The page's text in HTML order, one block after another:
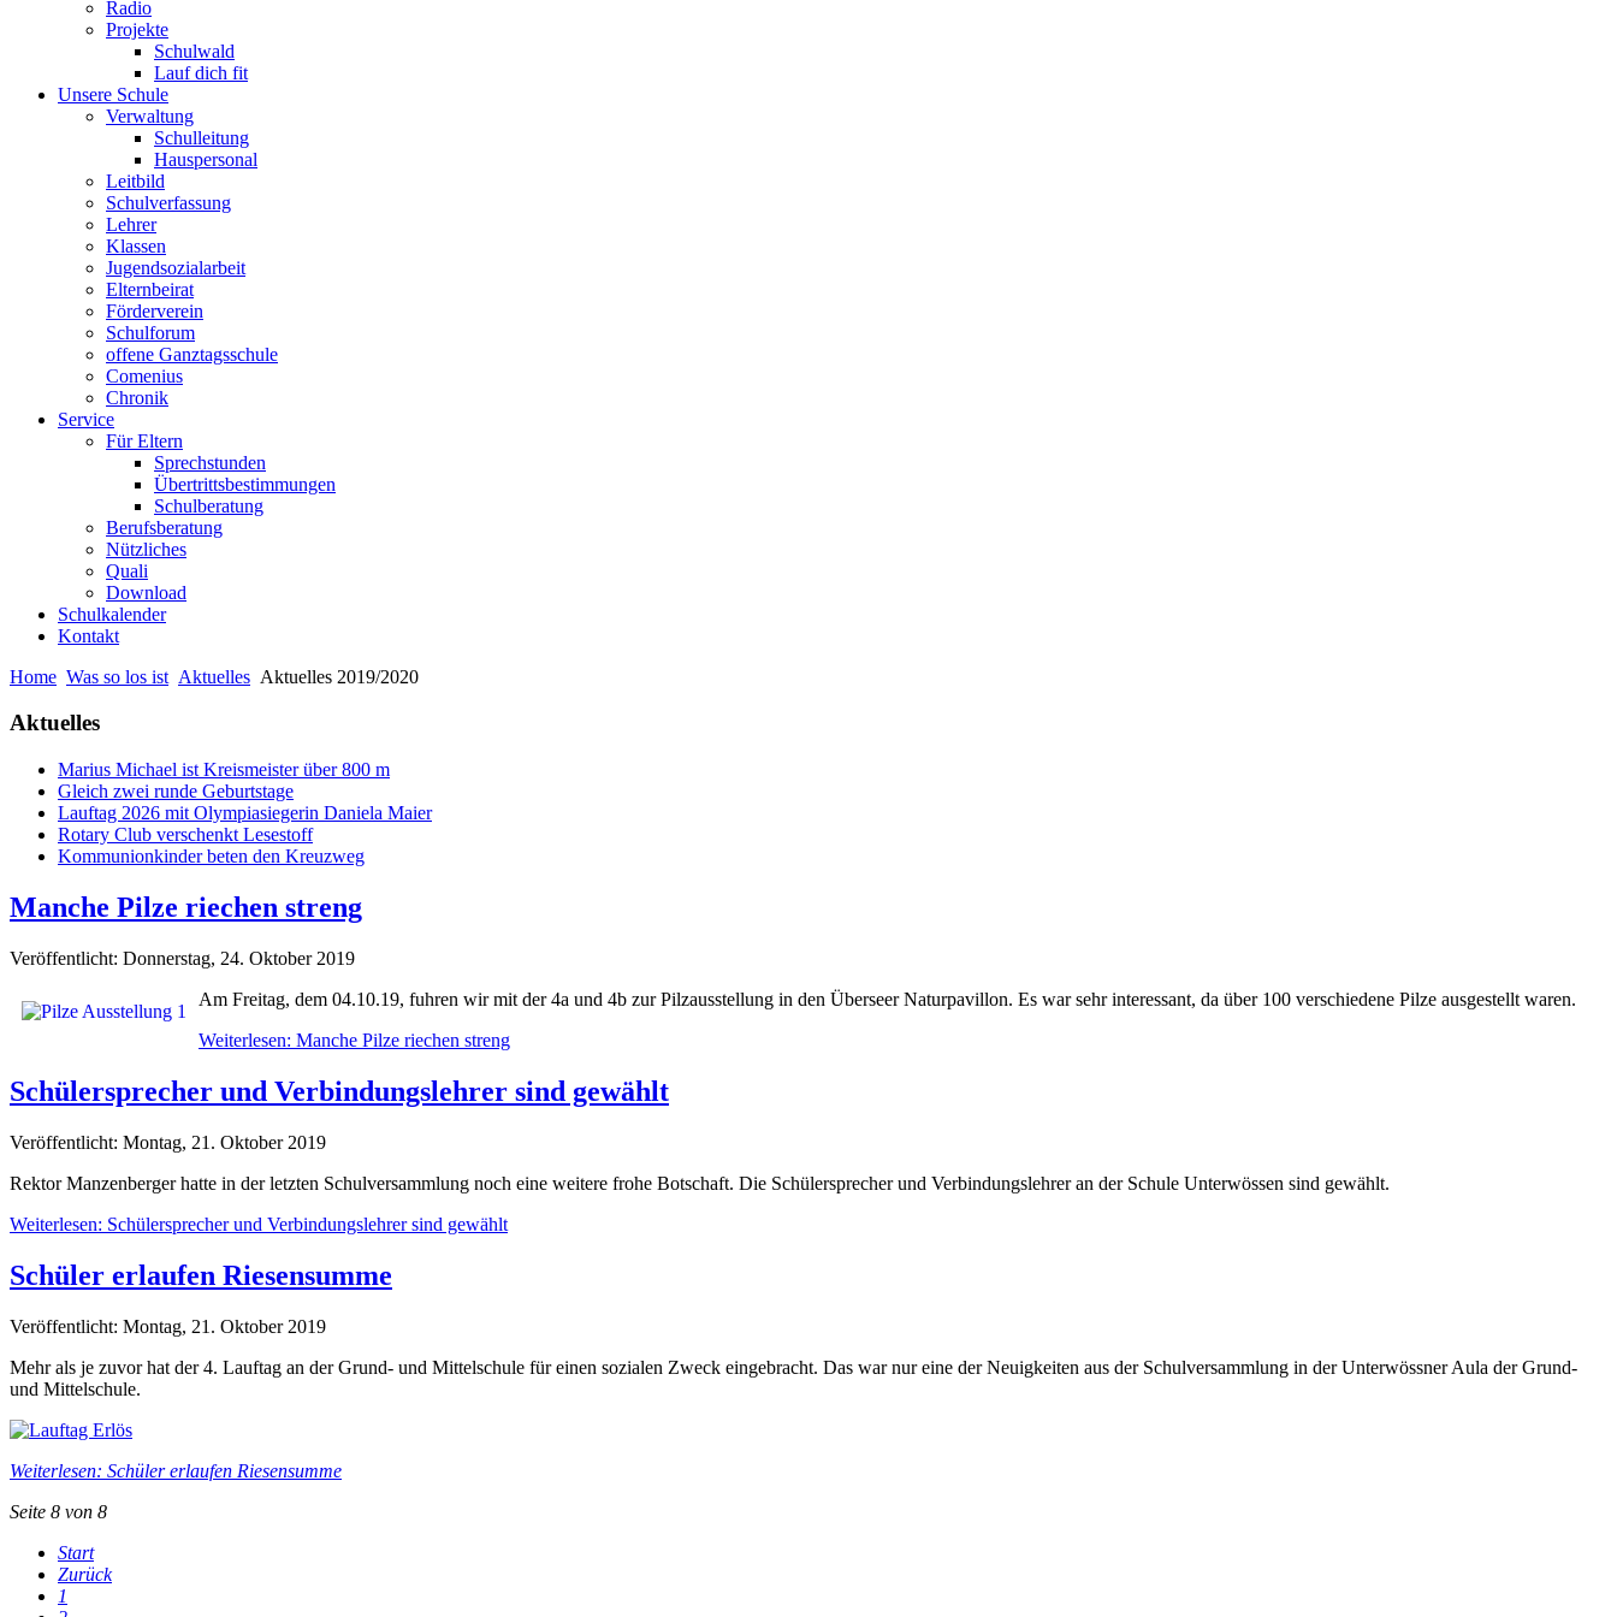
Radio
Projekte
Schulwald
Lauf dich fit
Unsere Schule
Verwaltung
Schulleitung
Hauspersonal
Leitbild
Schulverfassung
Lehrer
Klassen
Jugendsozialarbeit
Elternbeirat
Förderverein
Schulforum
offene Ganztagsschule
Comenius
Chronik
Service
Für Eltern
Sprechstunden
Übertrittsbestimmungen
Schulberatung
Berufsberatung
Nützliches
Quali
Download
Schulkalender
Kontakt
Home Was so los ist Aktuelles Aktuelles 2019/2020
Aktuelles
Marius Michael ist Kreismeister über 800 m
Gleich zwei runde Geburtstage
Lauftag 2026 mit Olympiasiegerin Daniela Maier
Rotary Club verschenkt Lesestoff
Kommunionkinder beten den Kreuzweg
Manche Pilze riechen streng
Veröffentlicht: Donnerstag, 24. Oktober 2019
Am Freitag, dem 04.10.19, fuhren wir mit der 4a und 4b zur Pilzausstellung in den Überseer Naturpavillon. Es war sehr interessant, da über 100 verschiedene Pilze ausgestellt waren.
Weiterlesen: Manche Pilze riechen streng
Schülersprecher und Verbindungslehrer sind gewählt
Veröffentlicht: Montag, 21. Oktober 2019
Rektor Manzenberger hatte in der letzten Schulversammlung noch eine weitere frohe Botschaft. Die Schülersprecher und Verbindungslehrer an der Schule Unterwössen sind gewählt.
Weiterlesen: Schülersprecher und Verbindungslehrer sind gewählt
Schüler erlaufen Riesensumme
Veröffentlicht: Montag, 21. Oktober 2019
Mehr als je zuvor hat der 4. Lauftag an der Grund- und Mittelschule für einen sozialen Zweck eingebracht. Das war nur eine der Neuigkeiten aus der Schulversammlung in der Unterwössner Aula der Grund-
und Mittelschule.
Weiterlesen: Schüler erlaufen Riesensumme
Seite 8 von 8
Start
Zurück
1